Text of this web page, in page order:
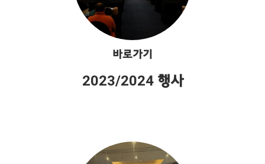
바로가기
2023/2024 행사